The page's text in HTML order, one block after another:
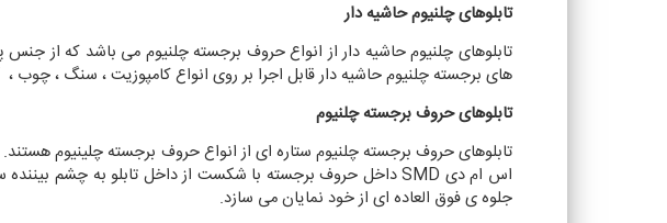
تابلوهای چلنیوم حاشیه دار
تابلوهای چلنیوم حاشیه دار از انواع حروف برجسته چلنیوم می باشد که از
های برجسته چلنیوم حاشیه دار قابل اجرا بر روی انواع کامپوزیت ، سنگ ، چوب ،
تابلوهای حروف برجسته چلنیوم
تابلوهای حروف برجسته چلنیوم ستاره ای از انواع حروف برجسته چلینیوم
اس ام دی SMDداخل حروف برجسته با شکست از داخل تابلو به چشم
جلوه ی فوق العاده ای از خود نمایان می سازد.